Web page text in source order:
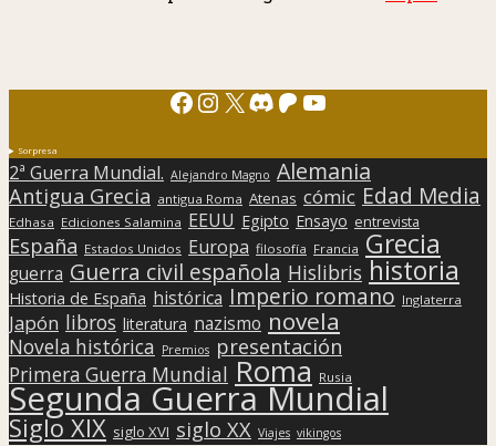
Facebook
Instagram
X Discord
Patreon
YouTube
Sorpresa
2ª Guerra Mundial. Alejandro Magno Alemania
Antigua Grecia antigua Roma Atenas cómic Edad Media
Edhasa Ediciones Salamina EEUU Egipto Ensayo entrevista
España Estados Unidos Europa filosofía Francia Grecia
guerra Guerra civil española Hislibris historia
Historia de España histórica Imperio romano Inglaterra
Japón libros literatura nazismo novela
Novela histórica Premios presentación
Primera Guerra Mundial Roma Rusia
Segunda Guerra Mundial
Siglo XIX siglo XVI siglo XX Viajes vikingos